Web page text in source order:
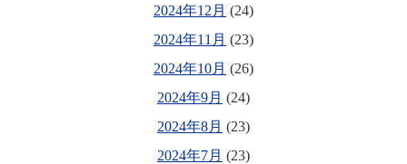
2024年12月 (24)
2024年11月 (23)
2024年10月 (26)
2024年9月 (24)
2024年8月 (23)
2024年7月 (23)